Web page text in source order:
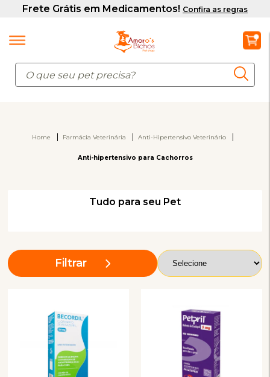
Home Farmácia Veterinária Anti-Hipertensivo Veterinário
Anti-hipertensivo para Cachorros
Tudo para seu Pet
Filtrar